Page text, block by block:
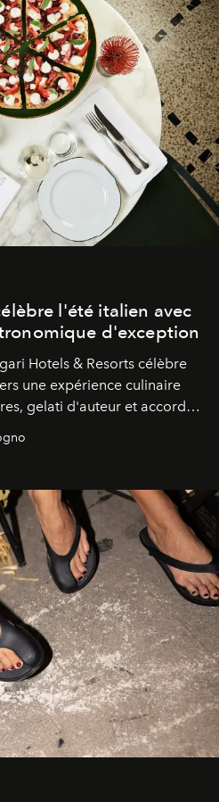
l'été italien avec
d'exception
Hotels & Resorts célèbre
une expérience culinaire
gelati d'auteur et accords